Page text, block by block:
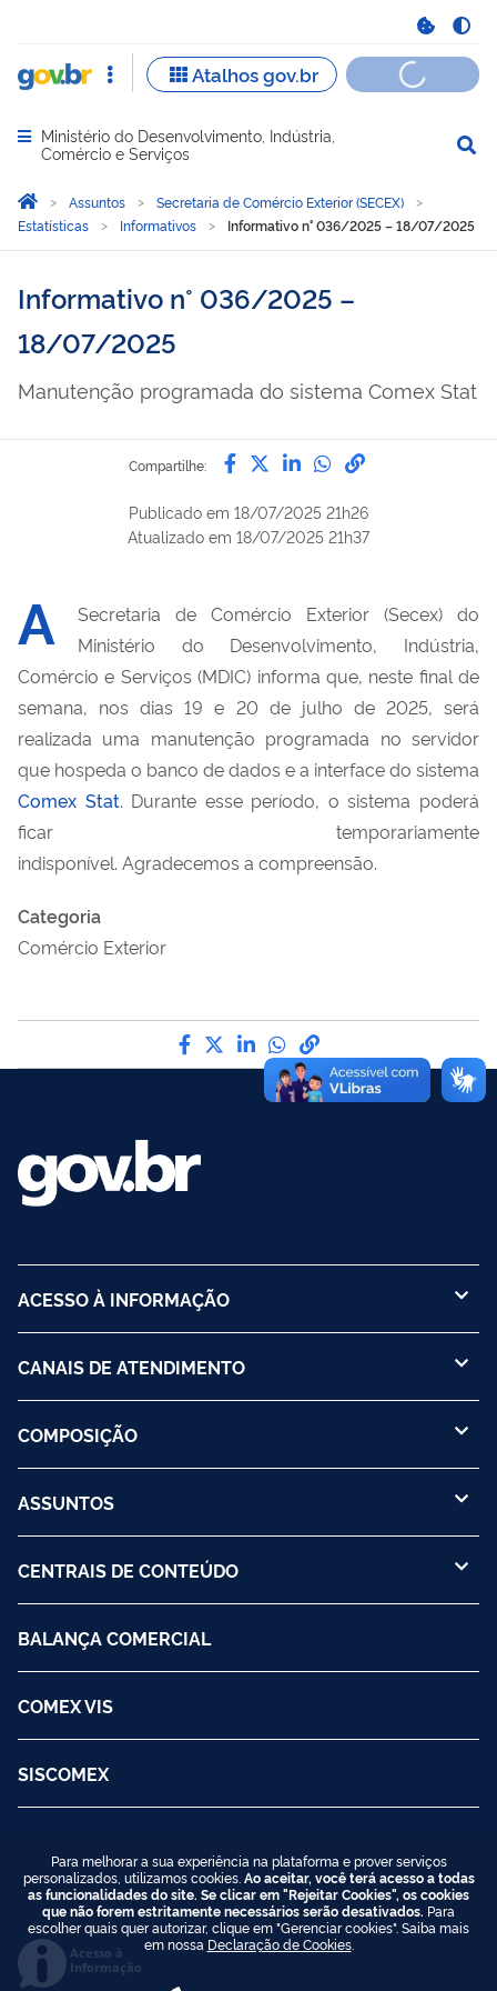
Abrir menu principal de navegação
Ministério do Desenvolvimento, Indústria,
Comércio e Serviços
Você está aqui:
Página Inicial
Assuntos
Secretaria de Comércio Exterior (SECEX)
Estatísticas
Informativos Informativo n° 036/2025 – 18/07/2025
Informativo n° 036/2025 –
18/07/2025
Manutenção programada do sistema Comex Stat
Compartilhe: Compartilhe por Facebook
Compartilhe por Twitter
Compartilhe por
Compartilhe
link para
Publicado em 18/07/2025 21h26
Atualizado em 18/07/2025 21h37
A
Secretaria de Comércio Exterior (Secex) do
Ministério do Desenvolvimento, Indústria,
Comércio e Serviços (MDIC) informa que, neste final de
semana, nos dias 19 e 20 de julho de 2025, será
realizada uma manutenção programada no servidor
que hospeda o banco de dados e a interface do sistema
Comex Stat. Durante esse período, o sistema poderá
ficar temporariamente
indisponível. Agradecemos a compreensão.
Categoria
Comércio Exterior
Compartilhe por Facebook
Compartilhe por Twitter
Compartilhe por
Compartilhe por
link para Copiar
ACESSO À INFORMAÇÃO
CANAIS DE ATENDIMENTO
COMPOSIÇÃO
ASSUNTOS
CENTRAIS DE CONTEÚDO
BALANÇA COMERCIAL
COMEX VIS
SISCOMEX
Acesso à
Informação
Para melhorar a sua experiência na plataforma e prover serviços
personalizados, utilizamos cookies. Ao aceitar, você terá acesso a todas
as funcionalidades do site. Se clicar em "Rejeitar Cookies", os cookies
que não forem estritamente necessários serão desativados. Para
escolher quais quer autorizar, clique em "Gerenciar cookies". Saiba mais
em nossa Declaração de Cookies.